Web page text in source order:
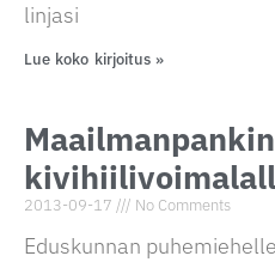
linjasi
Lue koko kirjoitus »
2013-09-17 No Comments
Eduskunnan